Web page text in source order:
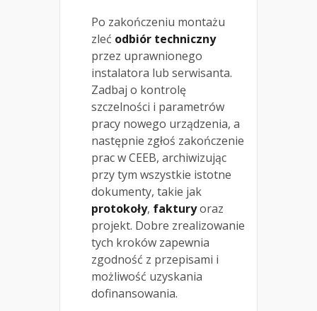
Po zakończeniu montażu
zleć odbiór techniczny
przez uprawnionego
instalatora lub serwisanta.
Zadbaj o kontrolę
szczelności i parametrów
pracy nowego urządzenia, a
następnie zgłoś zakończenie
prac w CEEB, archiwizując
przy tym wszystkie istotne
dokumenty, takie jak
protokoły, fakturyoraz
projekt. Dobre zrealizowanie
tych kroków zapewnia
zgodność z przepisami i
możliwość uzyskania
dofinansowania.